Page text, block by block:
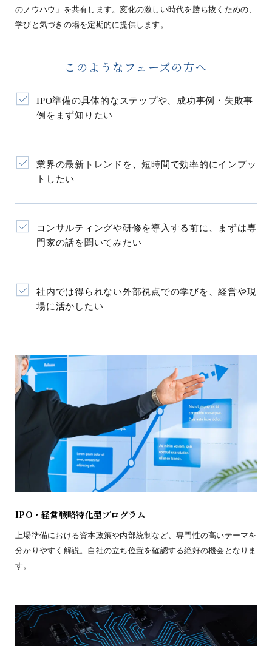
のノウハウ」を共有します。変化の激しい時代を勝ち抜くための、
学びと気づきの場を定期的に提供します。
このようなフェーズの方へ
IPO準備の具体的なステップや、成功事例・失敗事
例をまず知りたい
業界の最新トレンドを、短時間で効率的にインプッ
トしたい
コンサルティングや研修を導入する前に、まずは専
門家の話を聞いてみたい
社内では得られない外部視点での学びを、経営や現
場に活かしたい
IPO・経営戦略特化型プログラム
上場準備における資本政策や内部統制など、専門性の高いテーマを
分かりやすく解説。自社の立ち位置を確認する絶好の機会となりま
す。